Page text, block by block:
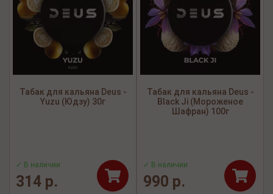
Табак для кальяна Deus -
Yuzu (Юдзу) 30г
✓ В наличии
314 р.
Табак для кальяна Deus -
Black Ji (Мороженое
Шафран) 100г
✓ В наличии
990 р.